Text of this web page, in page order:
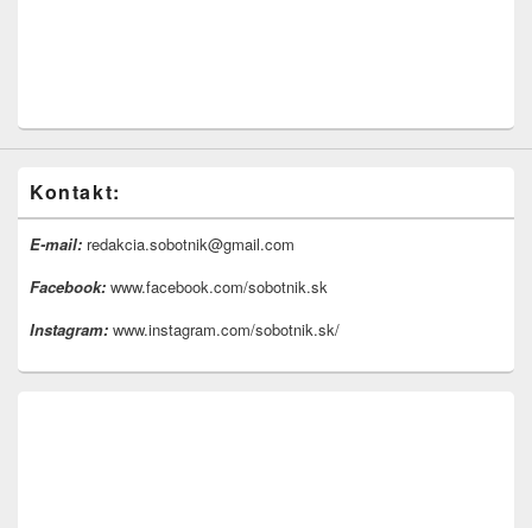
Kontakt:
E-mail: redakcia.sobotnik@gmail.com
Facebook: www.facebook.com/sobotnik.sk
Instagram: www.instagram.com/sobotnik.sk/